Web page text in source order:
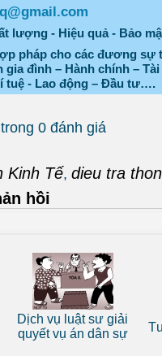
lượng - Hiệu quả - Bảo
pháp cho các đương sự
đình – Hành chính –
tuệ - Lao động – Đầu tư….
0 đánh giá
Kinh Tế, dieu tra
hồi
Dịch vụ luật sư giải
vụ án dân sự
Tư